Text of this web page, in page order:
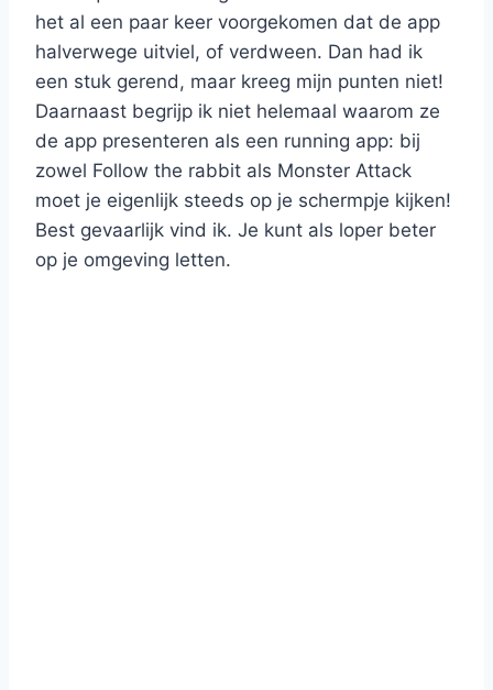
het al een paar keer voorgekomen dat de app
halverwege uitviel, of verdween. Dan had ik
een stuk gerend, maar kreeg mijn punten niet!
Daarnaast begrijp ik niet helemaal waarom ze
de app presenteren als een running app: bij
zowel Follow the rabbit als Monster Attack
moet je eigenlijk steeds op je schermpje kijken!
Best gevaarlijk vind ik. Je kunt als loper beter
op je omgeving letten.